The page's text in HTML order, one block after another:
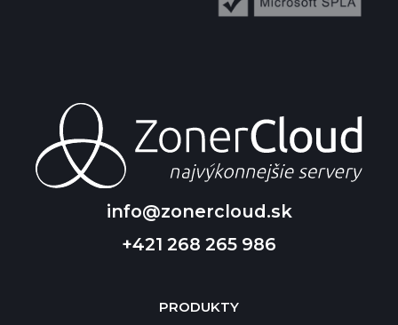
info@zonercloud.sk
+421 268 265 986
PRODUKTY